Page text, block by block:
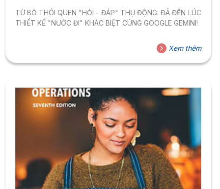
TỪ BỎ THÓI QUEN "HỎI - ĐÁP" THỤ ĐỘNG: ĐÃ ĐẾN LÚC
THIẾT KẾ "NƯỚC ĐI" KHÁC BIỆT CÙNG GOOGLE GEMINI!
Xem thêm